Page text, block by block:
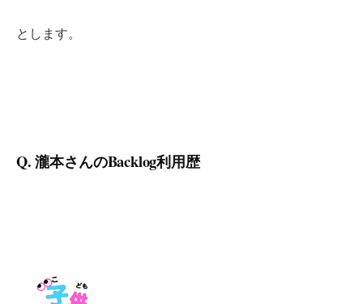
とします。
Q. 瀧本さんのBacklog利用歴